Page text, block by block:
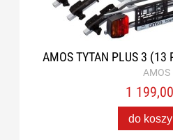
AMOS TYTAN PLUS 3 (13
AMOS
1
do